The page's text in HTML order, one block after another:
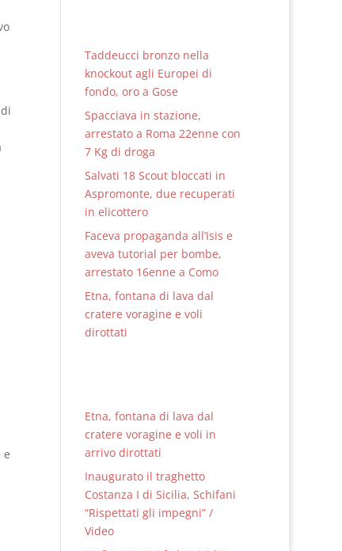
e
Taddeucci bronzo nella
knockout agli Europei di
fondo, oro a Gose
Spacciava in stazione,
arrestato a Roma 22enne con
7 Kg di droga
Salvati 18 Scout bloccati in
Aspromonte, due recuperati
in elicottero
Faceva propaganda all’Isis e
aveva tutorial per bombe,
arrestato 16enne a Como
Etna, fontana di lava dal
cratere voragine e voli
dirottati
Etna, fontana di lava dal
cratere voragine e voli in
arrivo dirottati
Inaugurato il traghetto
Costanza I di Sicilia, Schifani
“Rispettati gli impegni” /
Video